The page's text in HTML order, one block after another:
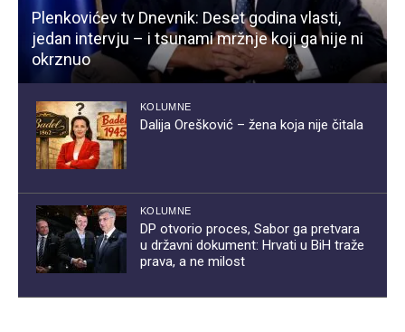
Plenkovićev tv Dnevnik: Deset godina vlasti,
jedan intervju – i tsunami mržnje koji ga nije ni
okrznuo
KOLUMNE
Dalija Orešković – žena koja nije čitala
KOLUMNE
DP otvorio proces, Sabor ga pretvara
u državni dokument: Hrvati u BiH traže
prava, a ne milost